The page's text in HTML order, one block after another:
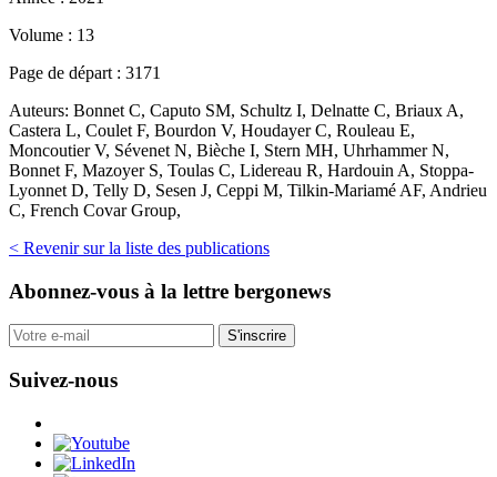
Volume : 13
Page de départ : 3171
Auteurs: Bonnet C, Caputo SM, Schultz I, Delnatte C, Briaux A,
Castera L, Coulet F, Bourdon V, Houdayer C, Rouleau E,
Moncoutier V, Sévenet N, Bièche I, Stern MH, Uhrhammer N,
Bonnet F, Mazoyer S, Toulas C, Lidereau R, Hardouin A, Stoppa-
Lyonnet D, Telly D, Sesen J, Ceppi M, Tilkin-Mariamé AF, Andrieu
C, French Covar Group,
< Revenir sur la liste des publications
Abonnez-vous à la lettre bergonews
S'inscrire
Suivez-nous